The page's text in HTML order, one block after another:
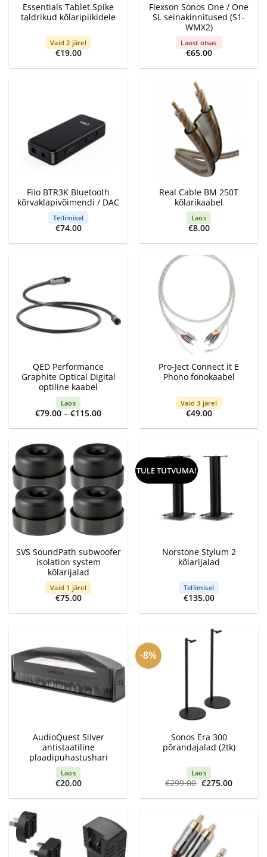
Essentials Tablet Spike
taldrikud kõlaripiikidele
Vaid 2 järel
€19.00
Flexson Sonos One / One
SL seinakinnitused (S1-
WMX2)
Laost otsas
€65.00
Fiio BTR3K Bluetooth
kõrvaklapivõimendi / DAC
Tellimisel
€74.00
Real Cable BM 250T
kõlarikaabel
Laos
€8.00
QED Performance
Graphite Optical Digital
optiline kaabel
Laos
€79.00 – €115.00Price
€79.00
€115.00
Pro-Ject Connect it E
Phono fonokaabel
Vaid 3 järel
€49.00
SVS SoundPath subwoofer
isolation system
kõlarijalad
Vaid 1 järel
€75.00
TULE TUTVUMA!
Norstone Stylum 2
kõlarijalad
Tellimisel
€135.00
AudioQuest Silver
antistaatiline
plaadipuhastushari
Laos
€20.00
-8%
Sonos Era 300
põrandajalad (2tk)
Laos
€299.00 Algne
hind
oli:
€275.00Current
is: